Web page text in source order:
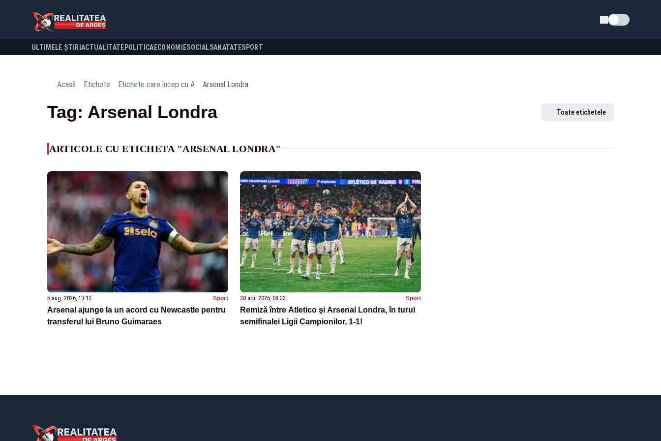
Schimba tema
ULTIMELE ȘTIRI ACTUALITATE POLITICA ECONOMIESOCIALSANATATESPORT
Acasă Etichete Etichete care încep cu A Arsenal Londra
Tag: Arsenal Londra Toate etichetele
ARTICOLE CU ETICHETA "ARSENAL LONDRA"
5 aug. 2026, 13:13 Sport
Arsenal ajunge la un acord cu Newcastle pentru
transferul lui Bruno Guimaraes
30 apr. 2026, 08:33 Sport
Remiză între Atletico şi Arsenal Londra, în turul
semifinalei Ligii Campionilor, 1-1!